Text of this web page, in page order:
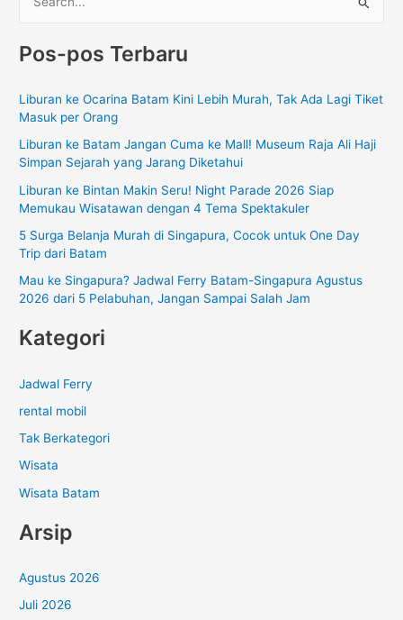
r
u
t
Pos-pos Terbaru
Liburan ke Ocarina Batam Kini Lebih Murah, Tak Ada Lagi Tiket
Masuk per Orang
Liburan ke Batam Jangan Cuma ke Mall! Museum Raja Ali Haji
Simpan Sejarah yang Jarang Diketahui
Liburan ke Bintan Makin Seru! Night Parade 2026 Siap
Memukau Wisatawan dengan 4 Tema Spektakuler
5 Surga Belanja Murah di Singapura, Cocok untuk One Day
Trip dari Batam
Mau ke Singapura? Jadwal Ferry Batam-Singapura Agustus
2026 dari 5 Pelabuhan, Jangan Sampai Salah Jam
Kategori
Jadwal Ferry
rental mobil
Tak Berkategori
Wisata
Wisata Batam
Arsip
Agustus 2026
Juli 2026